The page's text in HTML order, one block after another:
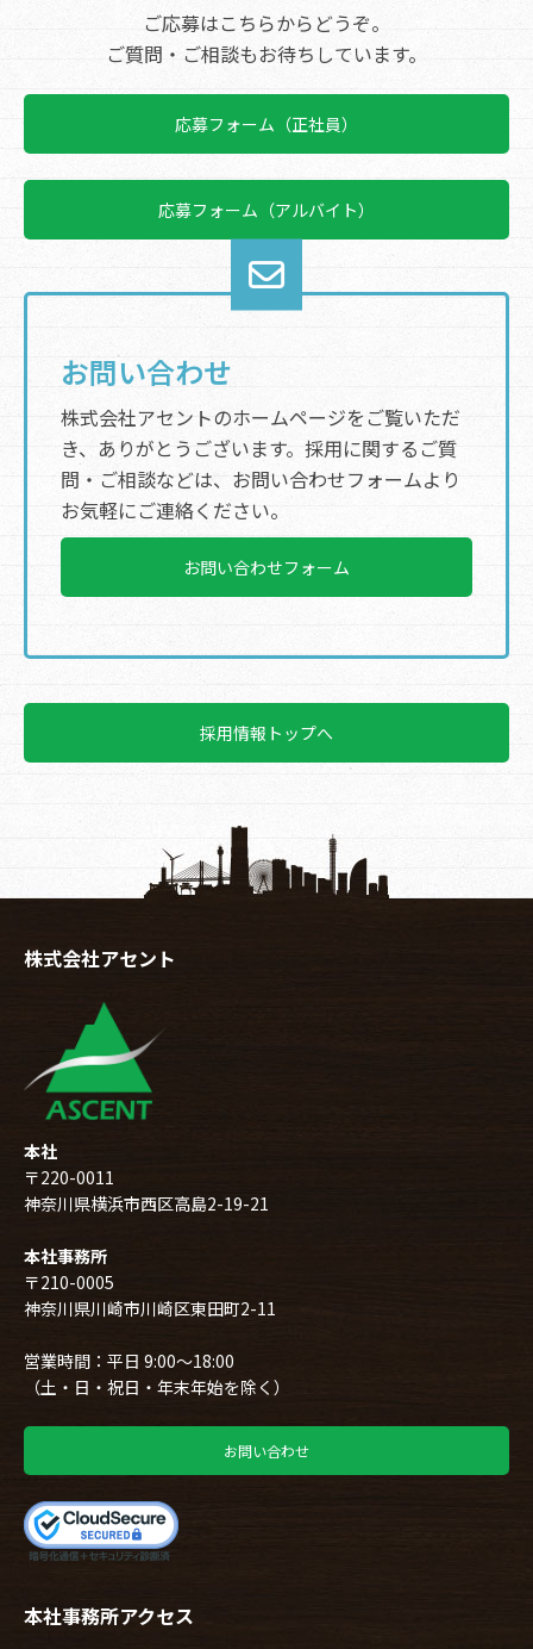
ご応募はこちらからどうぞ。
ご質問・ご相談もお待ちしています。
応募フォーム（正社員）
応募フォーム（アルバイト）
お問い合わせ
株式会社アセントのホームページをご覧いただ
き、ありがとうございます。採用に関するご質
問・ご相談などは、お問い合わせフォームより
お気軽にご連絡ください。
お問い合わせフォーム
採用情報トップへ
株式会社アセント
本社
〒220-0011
神奈川県横浜市西区高島2-19-21
本社事務所
〒210-0005
神奈川県川崎市川崎区東田町2-11
営業時間：平日 9:00～18:00
（土・日・祝日・年末年始を除く）
お問い合わせ
本社事務所アクセス